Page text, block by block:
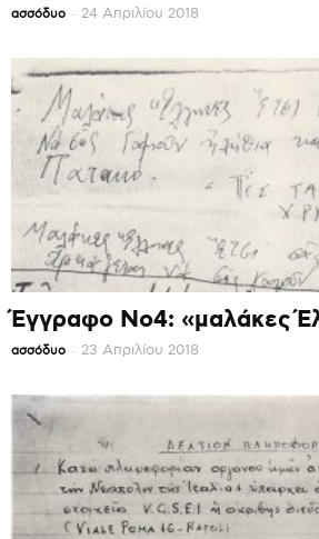
ασσόδυο - 24 Απριλίου 2018
Έγγραφο Νο4: «μαλάκες
ασσόδυο - 23 Απριλίου 2018